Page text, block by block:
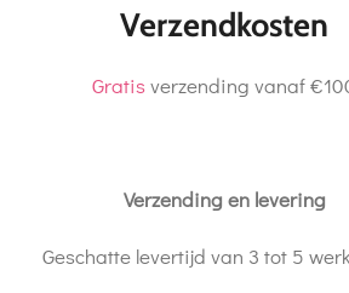
Verzendkosten
Gratisverzending vanaf
Verzending en levering
Geschatte levertijd van 3 tot 5